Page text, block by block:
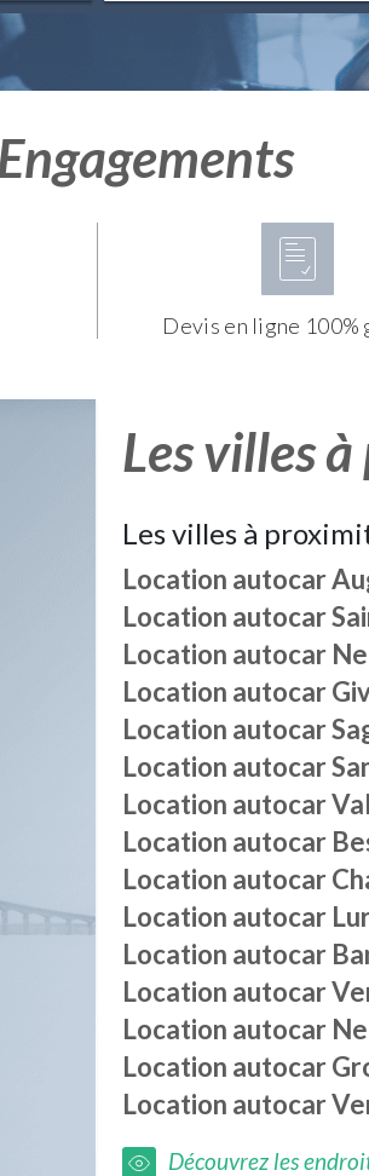
Devis en ligne
Les villes
Les villes à
Location autocar
Location autocar
Location autocar
Location autocar
Location autocar
Location autocar
Location autocar
Location autocar
Location autocar
Location autocar
Location autocar
Location autocar
Location autocar
Location autocar
Location autocar
Découvrez les